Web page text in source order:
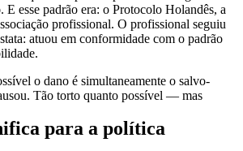
E esse padrão era: o Protocolo Holandês, a
profissional. O profissional seguiu
atuou em conformidade com o padrão
o dano é simultaneamente o salvo-
Tão torto quanto possível — mas
para a política